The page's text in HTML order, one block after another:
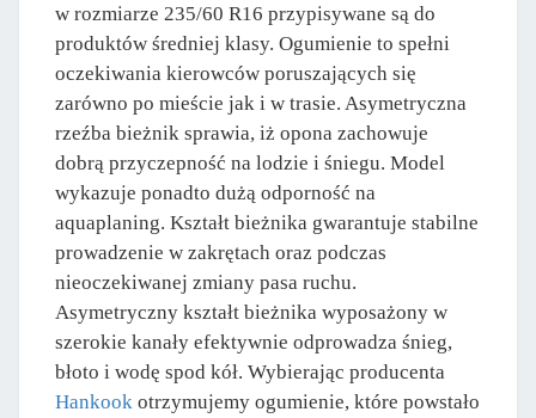
w rozmiarze 235/60 R16 przypisywane są do
produktów średniej klasy. Ogumienie to spełni
oczekiwania kierowców poruszających się
zarówno po mieście jak i w trasie. Asymetryczna
rzeźba bieżnik sprawia, iż opona zachowuje
dobrą przyczepność na lodzie i śniegu. Model
wykazuje ponadto dużą odporność na
aquaplaning. Kształt bieżnika gwarantuje stabilne
prowadzenie w zakrętach oraz podczas
nieoczekiwanej zmiany pasa ruchu.
Asymetryczny kształt bieżnika wyposażony w
szerokie kanały efektywnie odprowadza śnieg,
błoto i wodę spod kół. Wybierając producenta
Hankook otrzymujemy ogumienie, które powstało